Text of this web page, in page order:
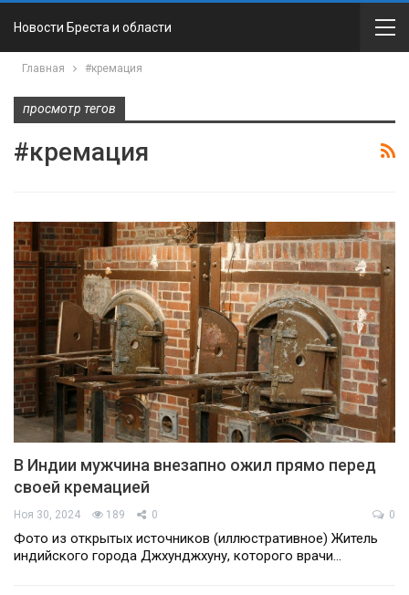
Новости Бреста и области
Главная #кремация
просмотр тегов
#кремация
В Индии мужчина внезапно ожил прямо перед
своей кремацией
Ноя 30, 2024 189 0 0
Фото из открытых источников (иллюстративное) Житель
индийского города Джхунджхуну, которого врачи…